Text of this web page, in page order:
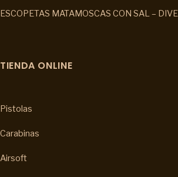
ESCOPETAS MATAMOSCAS CON SAL –
TIENDA ONLINE
Pistolas
Carabinas
Airsoft